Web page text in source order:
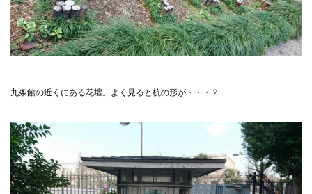
九条館の近くにある花壇。よく見ると杭の形が・・・？